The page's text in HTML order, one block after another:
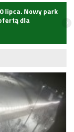
lipca. Nowy park
dla